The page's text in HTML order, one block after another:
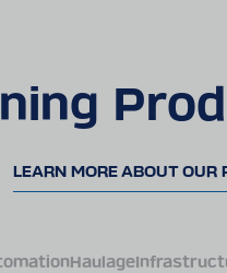
LEARN MORE ABOUT OUR
Haulage